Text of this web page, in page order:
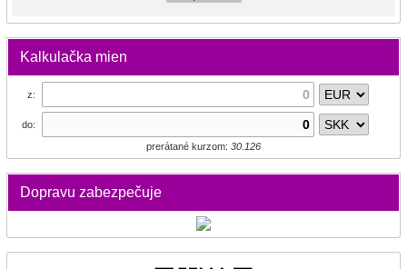
Kalkulačka mien
z:
do:
prerátané kurzom: 30.126
Dopravu zabezpečuje